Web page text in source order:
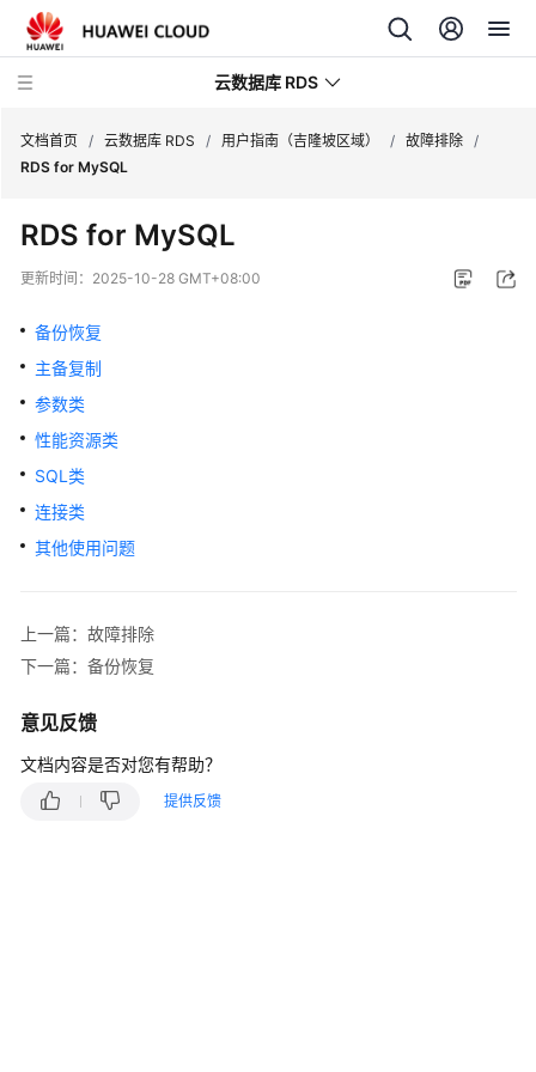
云数据库 RDS
产
介
绍
计
费
说
快
门
内
介
绍
用
文档首页 / 云数据库 RDS / 用户指南（吉隆坡区域） / 故障排除 /
RDS for MySQL
RDS for MySQL
更新时间： 2025-10-28 GMT+08:00
备份恢复
主备复制
参数类
性能资源类
SQL类
连接类
其他使用问题
上一篇：故障排除
下一篇：备份恢复
意见反馈
文档内容是否对您有帮助？
提供反馈